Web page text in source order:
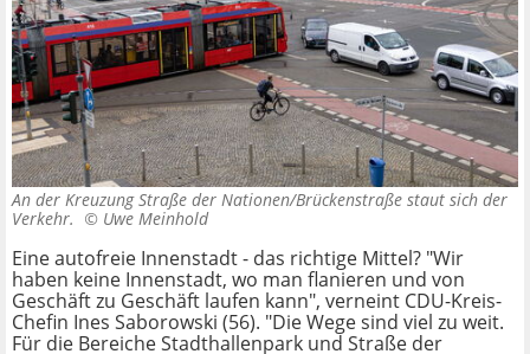
An der Kreuzung Straße der Nationen/Brückenstraße staut sich der
Verkehr. © Uwe Meinhold
Eine autofreie Innenstadt - das richtige Mittel? "Wir
haben keine Innenstadt, wo man flanieren und von
Geschäft zu Geschäft laufen kann", verneint CDU-Kreis-
Chefin Ines Saborowski (56). "Die Wege sind viel zu weit.
Für die Bereiche Stadthallenpark und Straße der